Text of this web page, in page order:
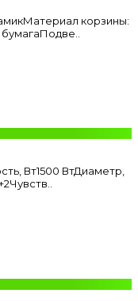
корзины:
Вт1500 ВтДиаметр,